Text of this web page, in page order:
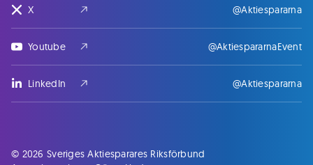
X @Aktiespararna
Youtube @AktiespararnaEvent
LinkedIn @Aktiespararna
© 2026 Sveriges Aktiesparares Riksförbund